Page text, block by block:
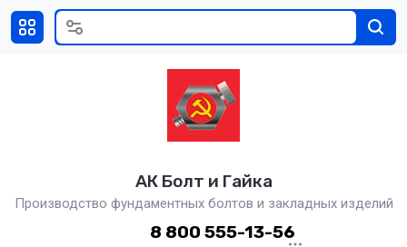
АК Болт и Гайка
Производство фундаментных болтов и закладных изделий
8 800 555-13-56